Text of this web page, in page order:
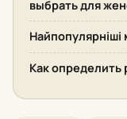
выбрать для
Найпопулярніші
Как определить